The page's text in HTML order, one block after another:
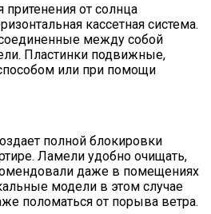
притенения от солнца
кассетная система.
между собой
Пластинки подвижные,
или при помощи
полной блокировки
Ламели удобно очищать,
даже в помещениях
модели в этом случае
поломаться от порыва ветра.